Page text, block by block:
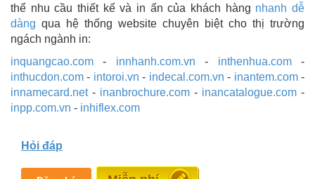
thể nhu cầu thiết kế và in ấn của khách hàng nhanh dễ
dàng qua hệ thống website chuyên biệt cho thị trường
ngách ngành in:
inquangcao.com - innhanh.com.vn - inthenhua.com-
inthucdon.com - intoroi.vn - indecal.com.vn - inantem.com-
innamecard.net- inanbrochure.com - inancatalogue.com -
inpp.com.vn - inhiflex.com
Hỏi đáp